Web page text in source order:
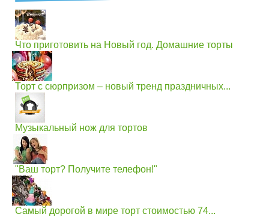
Что приготовить на Новый год. Домашние торты
Торт с сюрпризом – новый тренд праздничных...
Музыкальный нож для тортов
"Ваш торт? Получите телефон!"
Самый дорогой в мире торт стоимостью 74...